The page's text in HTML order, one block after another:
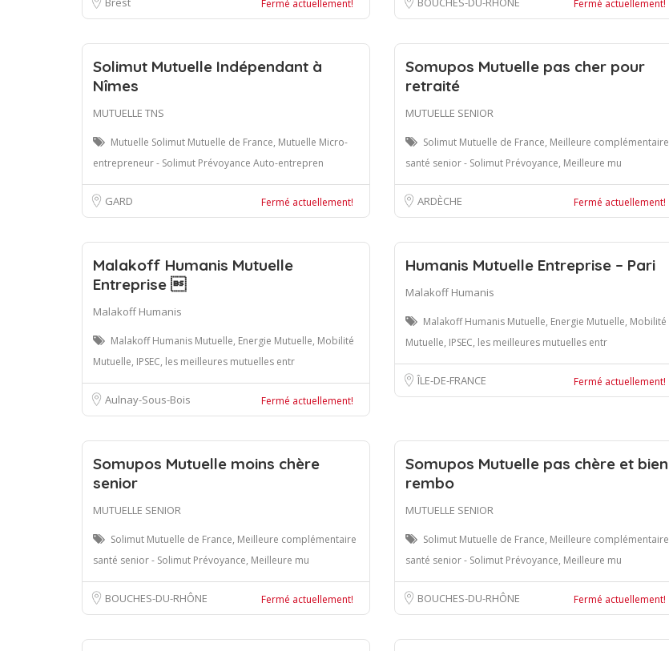
Fermé actuellement! Fermé actuellement!
Solimut Mutuelle Indépendant à
Nîmes
MUTUELLE TNS
Mutuelle Solimut Mutuelle de France, Mutuelle Micro-
entrepreneur - Solimut Prévoyance Auto-entrepren
GARD Fermé actuellement!
Somupos Mutuelle pas cher pour
retraité
MUTUELLE SENIOR
Solimut Mutuelle de France, Meilleure complémentaire
santé senior - Solimut Prévoyance, Meilleure mu
ARDÈCHE Fermé actuellement!
Malakoff Humanis Mutuelle
Entreprise 
Malakoff Humanis
Malakoff Humanis Mutuelle, Energie Mutuelle, Mobilité
Mutuelle, IPSEC, les meilleures mutuelles entr
Aulnay-Sous-Bois Fermé actuellement!
Humanis Mutuelle Entreprise – Pari
Malakoff Humanis
Malakoff Humanis Mutuelle, Energie Mutuelle, Mobilité
Mutuelle, IPSEC, les meilleures mutuelles entr
ÎLE-DE-FRANCE Fermé actuellement!
Somupos Mutuelle moins chère
senior
MUTUELLE SENIOR
Solimut Mutuelle de France, Meilleure complémentaire
santé senior - Solimut Prévoyance, Meilleure mu
BOUCHES-DU-RHÔNE Fermé actuellement!
Somupos Mutuelle pas chère et bien
rembo
MUTUELLE SENIOR
Solimut Mutuelle de France, Meilleure complémentaire
santé senior - Solimut Prévoyance, Meilleure mu
BOUCHES-DU-RHÔNE Fermé actuellement!